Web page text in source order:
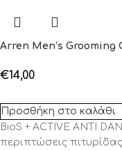
Arren Men’s Grooming
€14,00
Προσθήκη στο καλάθι
BioS + ACTIVE ANTI
περιπτώσεις